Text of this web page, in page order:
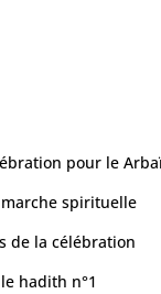
pour le
spirituelle
de la célébration
hadith n°1